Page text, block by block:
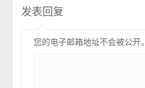
发表回复
您的电子邮箱地址不会被公开。